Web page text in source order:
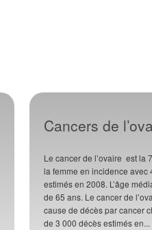
Cancers de
Le cancer de l’ovaire est la
la femme en incidence avec
estimés en 2008. L’âge
de 65 ans. Le cancer de
cause de décès par cancer
de 3 000 décès estimés en...